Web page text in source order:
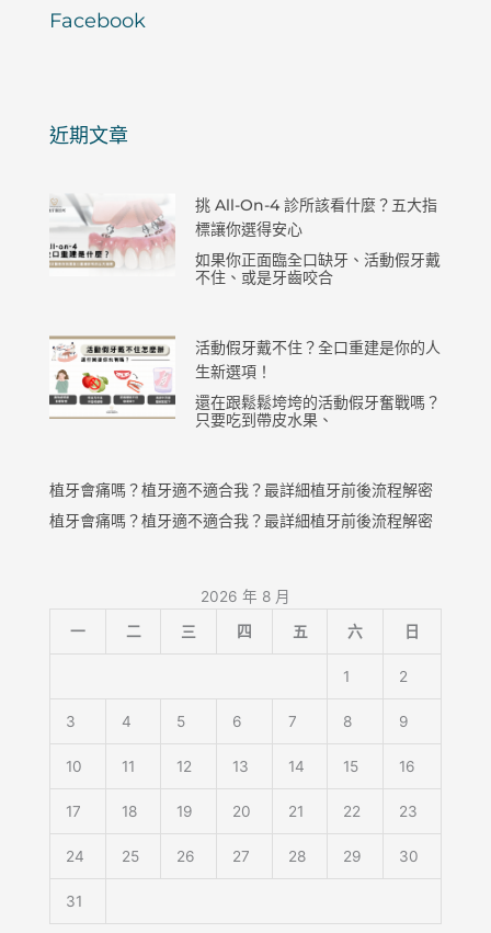
Facebook
近期文章
挑 All-On-4 診所該看什麼？五大指
標讓你選得安心
如果你正面臨全口缺牙、活動假牙戴
不住、或是牙齒咬合
活動假牙戴不住？全口重建是你的人
生新選項！
還在跟鬆鬆垮垮的活動假牙奮戰嗎？
只要吃到帶皮水果、
植牙會痛嗎？植牙適不適合我？最詳細植牙前後流程解密
植牙會痛嗎？植牙適不適合我？最詳細植牙前後流程解密
2026 年 8 月
一
二 三 四 五 六 日
1 2
3 4 5 6 7 8 9
10 11 12 13 14 15 16
17 18 19 20 21 22 23
24 25 26 27 28 29 30
31